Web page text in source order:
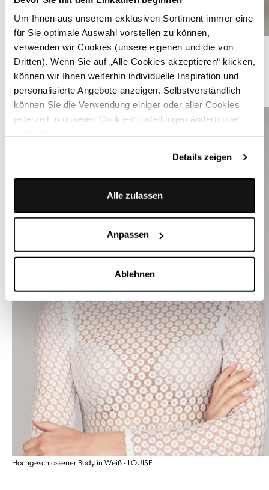
Um Ihnen aus unserem exklusiven Sortiment immer eine
für Sie optimale Auswahl vorstellen zu können,
verwenden wir Cookies (unsere eigenen und die von
Dritten). Wenn Sie auf „Alle Cookies akzeptieren“ klicken,
können wir Ihnen weiterhin individuelle Inspiration und
personalisierte Angebote anzeigen. Selbstverständlich
können Sie die Verwendung einiger oder aller Cookies
jederzeit in unseren Cookie-Einstellungen ändern oder
Details zeigen
Alle zulassen
Anpassen
Ablehnen
Dunkelblaues Dirndl aus besticktem Samt - JEANNE PARISIAN NIGHT
ÄHNLICHE STYLES
Hochgeschlossener Body in Weiß - LOUISE